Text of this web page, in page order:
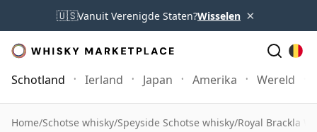
🇺🇸Vanuit Verenigde Staten?Wisselen ×
Schotland Ierland Japan Amerika Wereld
Home/Schotse whisky/Speyside Schotse whisky/Royal Brackla